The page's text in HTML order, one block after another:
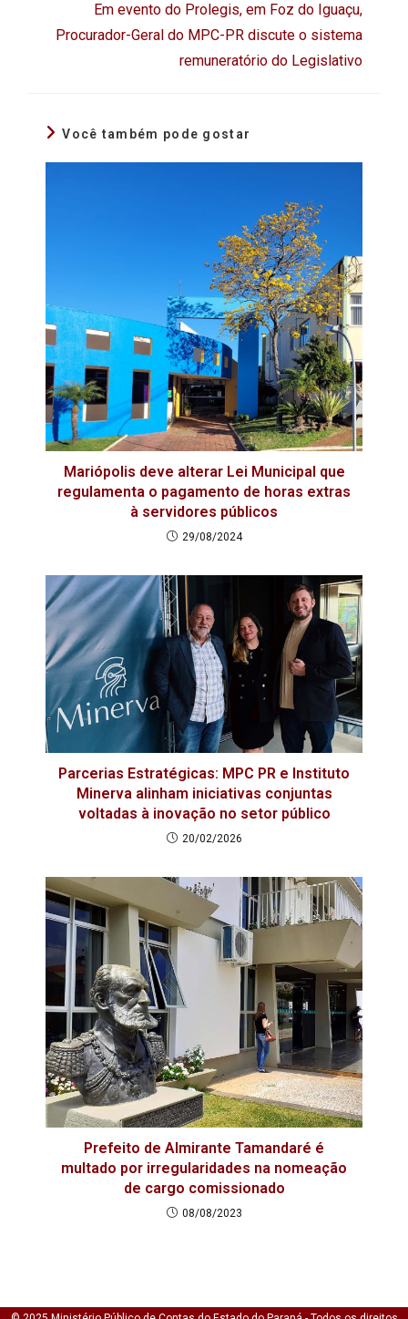
Em evento do Prolegis, em Foz do Iguaçu,
Procurador-Geral do MPC-PR discute o sistema
remuneratório do Legislativo
Você também pode gostar
Mariópolis deve alterar Lei Municipal que
regulamenta o pagamento de horas extras
à servidores públicos
29/08/2024
Parcerias Estratégicas: MPC PR e Instituto
Minerva alinham iniciativas conjuntas
voltadas à inovação no setor público
20/02/2026
Prefeito de Almirante Tamandaré é
multado por irregularidades na nomeação
de cargo comissionado
08/08/2023